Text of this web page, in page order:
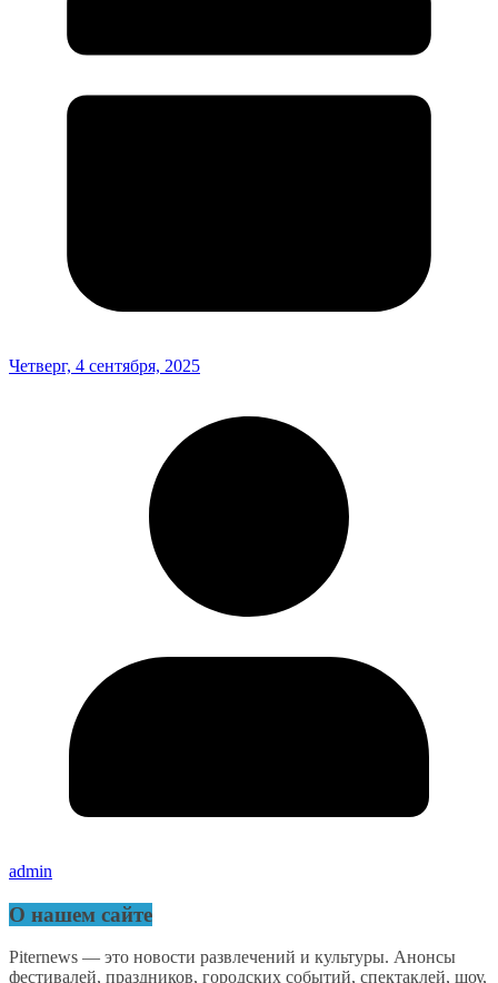
Четверг, 4 сентября, 2025
admin
О нашем сайте
Piternews — это новости развлечений и культуры. Анонсы
фестивалей, праздников, городских событий, спектаклей, шоу,